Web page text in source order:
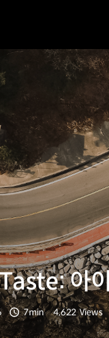
아
분량
7min
조회수
4,622 Views